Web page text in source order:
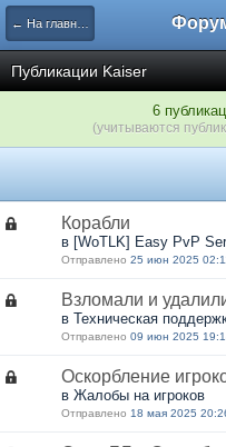
← На главную
Публикации Kaiser
6
(учитываются
Корабли
в [WoTLK] Easy PvP
Отправлено 25 июн 2025
Взломали и
в Техническая
Отправлено 09 июн 2025
Оскорбление
в Жалобы на игроков
Отправлено 18 мая 2025